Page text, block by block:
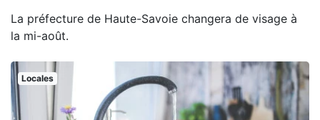
La préfecture de Haute-Savoie changera de visage à
la mi-août.
Locales